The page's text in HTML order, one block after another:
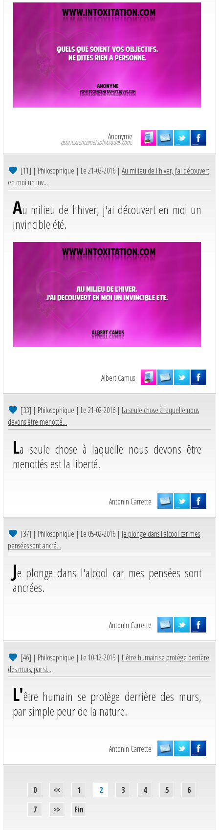
Anonyme
espritsciencemetaphysiques.com.
[11] | Philosophique | Le 21-02-2016 | Au milieu de l'hiver, j'ai découvert
en moi un inv...
Au milieu de l'hiver, j'ai découvert en moi un
invincible été.
Albert Camus
[33] | Philosophique | Le 21-02-2016 | La seule chose à laquelle nous
devons être menotté...
La seule chose à laquelle nous devons être
menottés est la liberté.
Antonin Carrette
[37] | Philosophique | Le 05-02-2016 | Je plonge dans l'alcool car mes
pensées sont ancré...
Je plonge dans l'alcool car mes pensées sont
ancrées.
Antonin Carrette
[46] | Philosophique | Le 10-12-2015 | L'être humain se protège derrière
des murs, par si...
L'être humain se protège derrière des murs,
par simple peur de la nature.
Antonin Carrette
0 << 1 2 3 4 5
6
7
>> Fin